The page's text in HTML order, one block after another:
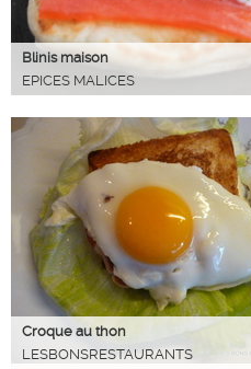
Blinis maison
EPICES MALICES
Croque au thon
LESBONSRESTAURANTS